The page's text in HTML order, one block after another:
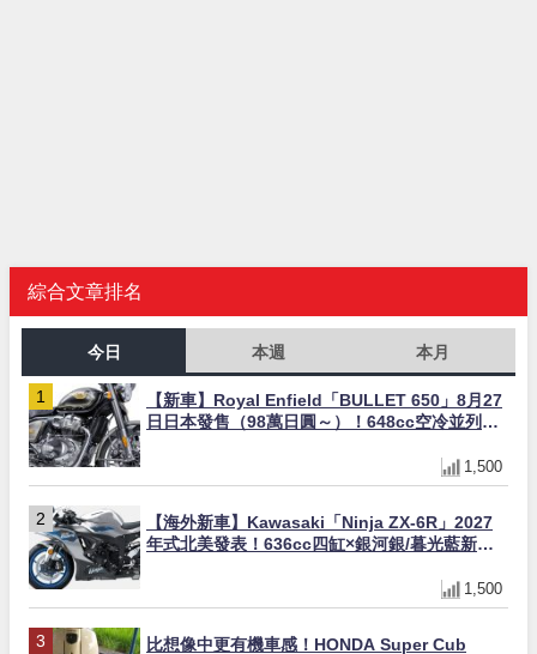
綜合文章排名
今日 本週 本月
【新車】Royal Enfield「BULLET 650」8月27
日日本發售（98萬日圓～）！648cc空冷並列雙
1,500
【海外新車】Kawasaki「Ninja ZX-6R」2027
年式北美發表！636cc四缸×銀河銀/暮光藍新色
1,500
比想像中更有機車感！HONDA Super Cub